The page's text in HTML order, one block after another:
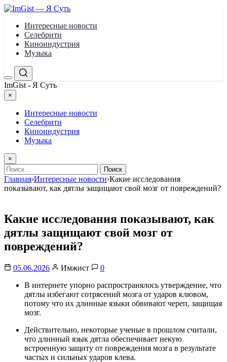
Перейти
содержимому
Интересные новости
Селебрити
Киноиндустрия
Музыка
МенюПоиск
ImGist - Я Суть
×
Закрыть
менюИнтересные новости
Селебрити
Киноиндустрия
Музыка
×
Найти:
Главная›Интересные новости›Какие исследования
показывают, как дятлы защищают свой мозг от повреждений?
Какие исследования показывают, как
дятлы защищают свой мозг от
повреждений?
05.06.2026 Имжист
0
В интернете упорно распространялось утверждение, что
дятлы избегают сотрясений мозга от ударов клювом,
потому что их длинные языки обвивают череп, защищая
мозг.
Действительно, некоторые ученые в прошлом считали,
что длинный язык дятла обеспечивает некую
встроенную защиту от повреждения мозга в результате
частых и сильных ударов клева.